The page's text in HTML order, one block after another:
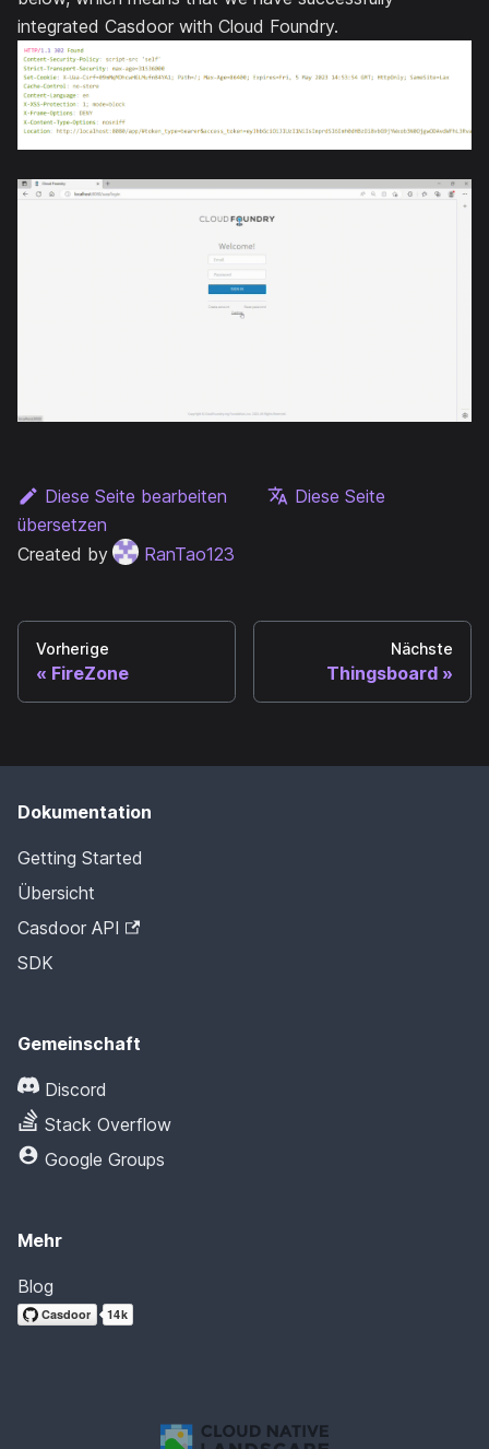
integrated Casdoor with Cloud Foundry.
Diese Seite bearbeiten
Diese Seite
übersetzen
Created by
RanTao123
Vorherige
FireZone
Nächste
Thingsboard
Dokumentation
Getting Started
Übersicht
Casdoor API
SDK
Gemeinschaft
Discord
Stack Overflow
Google Groups
Mehr
Blog